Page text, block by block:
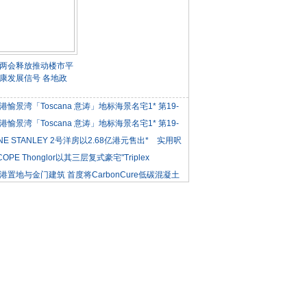
会释放推动楼市平
发展信号 各地政
愉景湾「Toscana 意涛」地标海景名宅1* 第19-
愉景湾「Toscana 意涛」地标海景名宅1* 第19-
STANLEY 2号洋房以2.68亿港元售出* 实用呎
Thonglor以其三层复式豪宅"Triplex
置地与金门建筑 首度将CarbonCure低碳混凝土